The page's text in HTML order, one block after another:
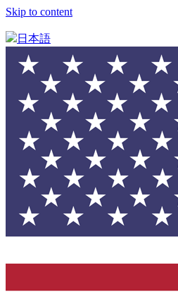
Skip to content
日本語